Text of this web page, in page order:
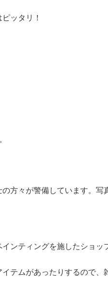
ッタリ！
方々が警備しています。
ンティングを施したショッ
テムがあったりするので